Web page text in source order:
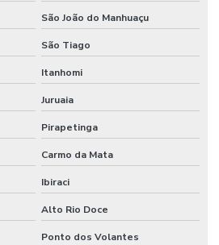
São João do Manhuaçu
São Tiago
Itanhomi
Juruaia
Pirapetinga
Carmo da Mata
Ibiraci
Alto Rio Doce
Ponto dos Volantes